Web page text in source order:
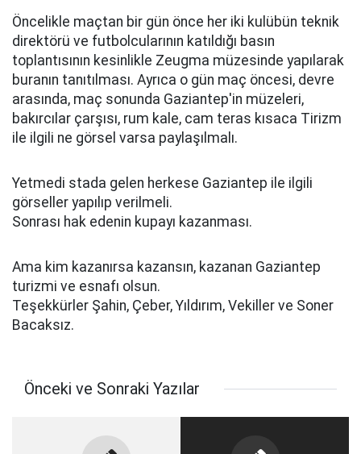
Öncelikle maçtan bir gün önce her iki kulübün teknik
direktörü ve futbolcularının katıldığı basın
toplantısının kesinlikle Zeugma müzesinde yapılarak
buranın tanıtılması. Ayrıca o gün maç öncesi, devre
arasında, maç sonunda Gaziantep'in müzeleri,
bakırcılar çarşısı, rum kale, cam teras kısaca Tirizm
ile ilgili ne görsel varsa paylaşılmalı.
Yetmedi stada gelen herkese Gaziantep ile ilgili
görseller yapılıp verilmeli.
Sonrası hak edenin kupayı kazanması.
Ama kim kazanırsa kazansın, kazanan Gaziantep
turizmi ve esnafı olsun.
Teşekkürler Şahin, Çeber, Yıldırım, Vekiller ve Soner
Bacaksız.
Önceki ve Sonraki Yazılar